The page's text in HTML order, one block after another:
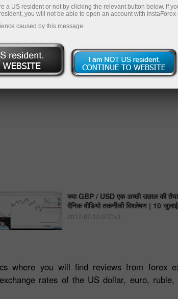
क्या GBP / USD एक अच्छी उछाल की
दैनिक वीडियो तकनीकी विश्लेषण | 10
2017-07-10 UTC+3
where you will find reviews from forex
rates of the US dollar, euro,
a US resident or not by clicking the relevant button below. If
you will not be able to open an account with InstaForex
caused by this message.